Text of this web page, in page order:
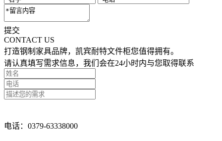
提交
CONTACT US
打造钢制家具品牌，凯宾耐特文件柜您值得拥有。
请认真填写需求信息，我们会在24小时内与您取得联系
电话：0379-63338000